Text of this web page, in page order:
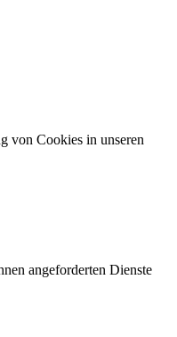
von Cookies in unseren
angeforderten Dienste